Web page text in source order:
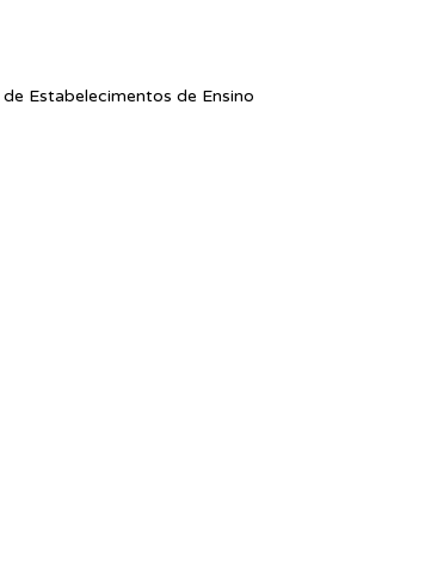
Estabelecimentos de Ensino